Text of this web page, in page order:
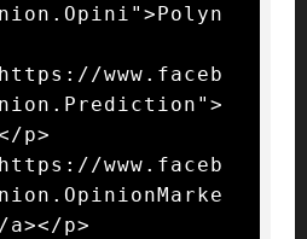
www.faceb
p>
www.faceb
p>